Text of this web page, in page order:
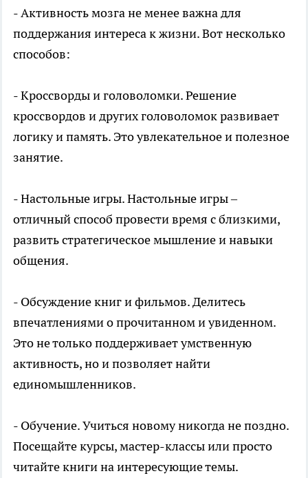
- Активность мозга не менее важна для
поддержания интереса к жизни. Вот несколько
способов:
- Кроссворды и головоломки. Решение
кроссвордов и других головоломок развивает
логику и память. Это увлекательное и полезное
занятие.
- Настольные игры. Настольные игры –
отличный способ провести время с близкими,
развить стратегическое мышление и навыки
общения.
- Обсуждение книг и фильмов. Делитесь
впечатлениями о прочитанном и увиденном.
Это не только поддерживает умственную
активность, но и позволяет найти
единомышленников.
- Обучение. Учиться новому никогда не поздно.
Посещайте курсы, мастер-классы или просто
читайте книги на интересующие темы.